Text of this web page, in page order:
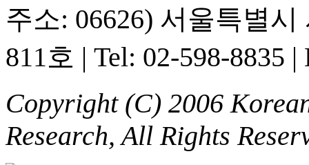
주소: 06626) 서울특별
811호 | Tel: 02-598-8835 |
Copyright (C) 2006
Research, All Rights